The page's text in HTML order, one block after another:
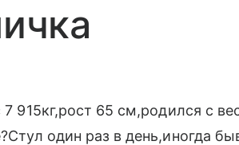
7 915кг,рост 65 см,родился с
один раз в день,иногда